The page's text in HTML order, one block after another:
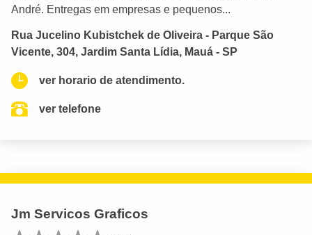
André. Entregas em empresas e pequenos...
Rua Jucelino Kubistchek de Oliveira - Parque São
Vicente, 304, Jardim Santa Lídia, Mauá - SP
ver horario de atendimento.
ver telefone
Jm Servicos Graficos